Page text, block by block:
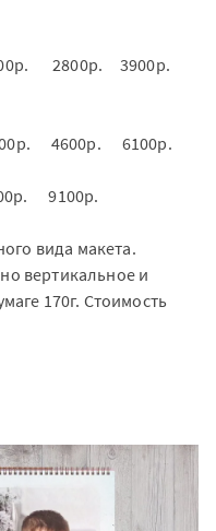
2800р. 3900р.
4600р. 6100р.
9100р.
вида макета.
вертикальное и
170г. Стоимость